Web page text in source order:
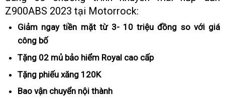
Z900ABS 2023 tại Motorrock:
Giảm ngay tiền mặt từ 3- 10 triệu đồng so với giá
công bố
chuẩn
Nhật
Bản
Tặng 02 mủ bảo hiểm Royal tiết
cao cấp
Tặng phiếu xăng 120Khàng
đẵng
Bao vận chuyển nội thành